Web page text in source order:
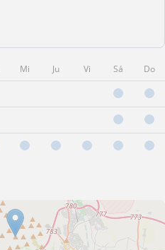
Mi Ju Vi Sá Do